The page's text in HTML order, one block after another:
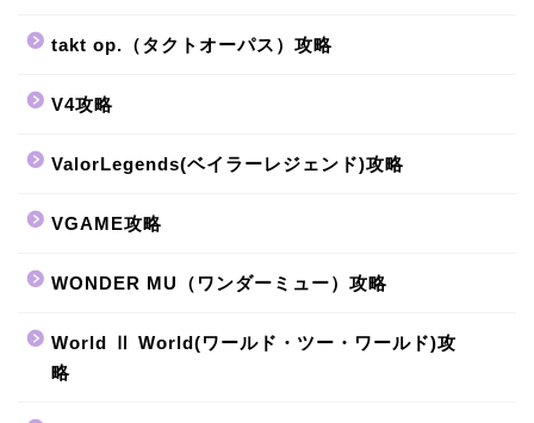
takt op.（タクトオーパス）攻略
V4攻略
ValorLegends(ベイラーレジェンド)攻略
VGAME攻略
WONDER MU（ワンダーミュー）攻略
World Ⅱ World(ワールド・ツー・ワールド)攻
略